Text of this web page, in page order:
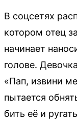
В соцсетях
котором отец
начинает
голове.
«Пап, извини
пытается
бить её и